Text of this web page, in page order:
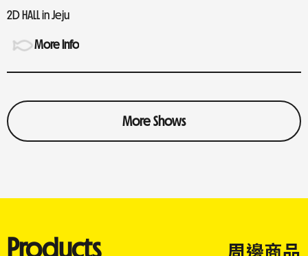
2D HALL in Jeju
More Info
More Shows
Products 周邊商品